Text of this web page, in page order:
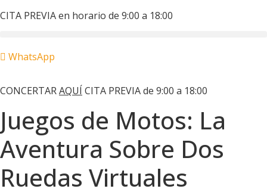
CITA PREVIA en horario de 9:00 a 18:00
WhatsApp
CONCERTARAQUÍ CITA PREVIA de 9:00 a 18:00
Juegos de Motos: La
Aventura Sobre Dos
Ruedas Virtuales